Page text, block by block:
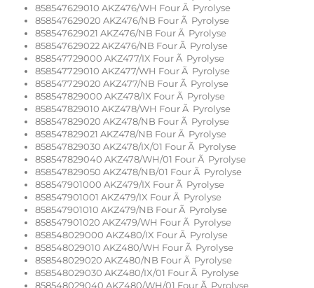
858547629010 AKZ476/WH Four Ã Pyrolyse
858547629020 AKZ476/NB Four Ã Pyrolyse
858547629021 AKZ476/NB Four Ã Pyrolyse
858547629022 AKZ476/NB Four Ã Pyrolyse
858547729000 AKZ477/IX Four Ã Pyrolyse
858547729010 AKZ477/WH Four Ã Pyrolyse
858547729020 AKZ477/NB Four Ã Pyrolyse
858547829000 AKZ478/IX Four Ã Pyrolyse
858547829010 AKZ478/WH Four Ã Pyrolyse
858547829020 AKZ478/NB Four Ã Pyrolyse
858547829021 AKZ478/NB Four Ã Pyrolyse
858547829030 AKZ478/IX/01 Four Ã Pyrolyse
858547829040 AKZ478/WH/01 Four Ã Pyrolyse
858547829050 AKZ478/NB/01 Four Ã Pyrolyse
858547901000 AKZ479/IX Four Ã Pyrolyse
858547901001 AKZ479/IX Four Ã Pyrolyse
858547901010 AKZ479/NB Four Ã Pyrolyse
858547901020 AKZ479/WH Four Ã Pyrolyse
858548029000 AKZ480/IX Four Ã Pyrolyse
858548029010 AKZ480/WH Four Ã Pyrolyse
858548029020 AKZ480/NB Four Ã Pyrolyse
858548029030 AKZ480/IX/01 Four Ã Pyrolyse
858548029040 AKZ480/WH/01 Four Ã Pyrolyse